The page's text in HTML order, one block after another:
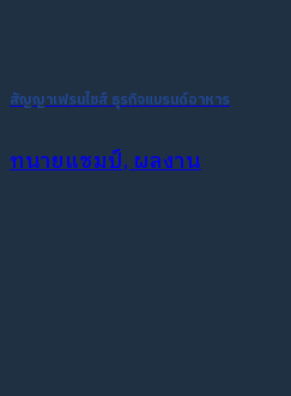
สัญญาเฟรนไชส์ ธุรกิจแบรนด์อาหาร
ทนายแชมป์, ผลงาน